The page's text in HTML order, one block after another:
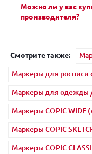
Можно ли у вас
производителя?
Смотрите также:
Маркеры для росписи
Маркеры для одежды
Маркеры COPIC WIDE
Маркеры COPIC
Маркеры COPIC